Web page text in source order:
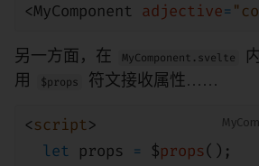
<MyComponent adjective=
另一方面，在 MyComponent.svelte
用
$props 符文接收属性……
<script>
let
props = $props();